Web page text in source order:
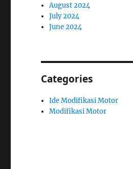
August 2024
July 2024
June 2024
Categories
Ide Modifikasi Motor
Modifikasi Motor